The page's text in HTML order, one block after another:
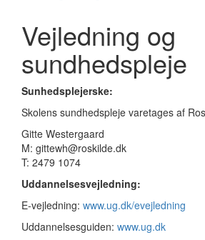
Vejledning og
sundhedspleje
Sunhedsplejerske:
Skolens sundhedspleje varetages af
Gitte Westergaard
M: gittewh@roskilde.dk
T: 2479 1074
Uddannelsesvejledning:
E-vejledning: www.ug.dk/evejledning
Uddannelsesguiden: www.ug.dk